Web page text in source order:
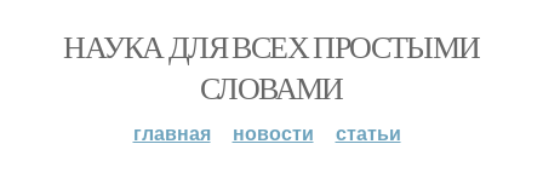
НАУКА ДЛЯ ВСЕХ ПРОСТЫМИ
СЛОВАМИ
главная новости статьи